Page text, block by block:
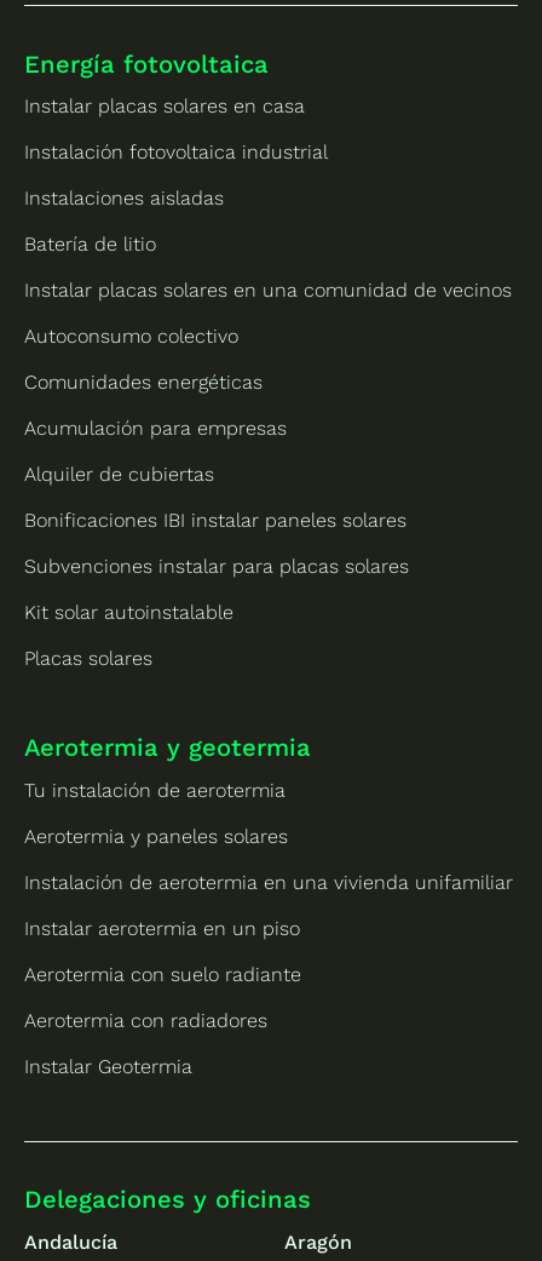
Energía fotovoltaica
Instalar placas solares en casa
Instalación fotovoltaica industrial
Instalaciones aisladas
Batería de litio
Instalar placas solares en una comunidad de vecinos
Autoconsumo colectivo
Comunidades energéticas
Acumulación para empresas
Alquiler de cubiertas
Bonificaciones IBI instalar paneles solares
Subvenciones instalar para placas solares
Kit solar autoinstalable
Placas solares
Aerotermia y geotermia
Tu instalación de aerotermia
Aerotermia y paneles solares
Instalación de aerotermia en una vivienda unifamiliar
Instalar aerotermia en un piso
Aerotermia con suelo radiante
Aerotermia con radiadores
Instalar Geotermia
Delegaciones y oficinas
Andalucía
Aragón